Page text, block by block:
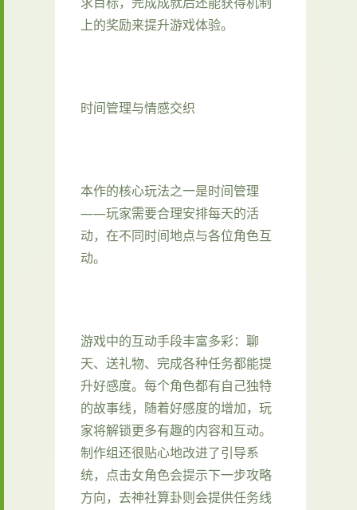
上的奖励来提升游戏体验。
时间管理与情感交织
本作的核心玩法之一是时间管理
——玩家需要合理安排每天的活
动，在不同时间地点与各位角色互
动。
游戏中的​​互动手段丰富多彩​​：聊
天、送礼物、完成各种任务都能提
升好感度。每个角色都有自己独特
的故事线，随着好感度的增加，玩
家将解锁更多有趣的内容和互动。
制作组还很贴心地改进了引导系
统，点击女角色会提示下一步攻略
方向，去神社算卦则会提供任务线